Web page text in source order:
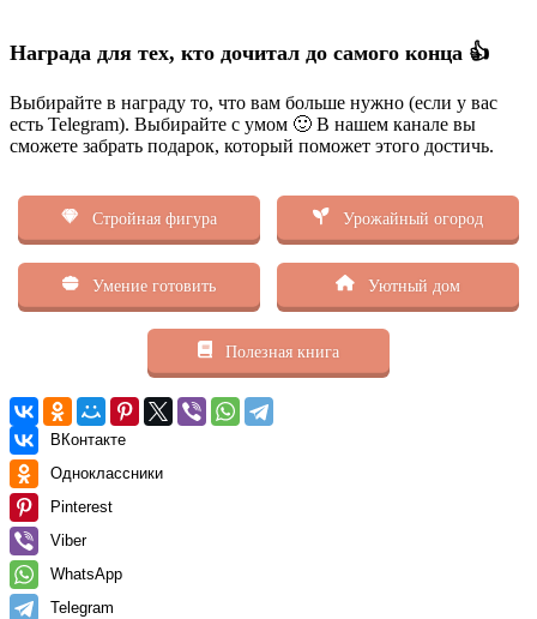
Награда для тех, кто дочитал до самого конца 👍
Выбирайте в награду то, что вам больше нужно (если у вас
есть Telegram). Выбирайте с умом 🙂 В нашем канале вы
сможете забрать подарок, который поможет этого достичь.
Стройная фигура Урожайный огород
Умение готовить Уютный дом
Полезная книга
ВКонтакте
Одноклассники
Pinterest
Viber
WhatsApp
Telegram